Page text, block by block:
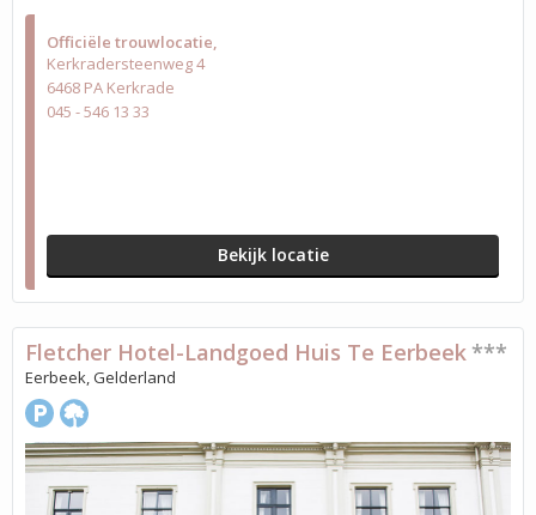
Officiële trouwlocatie
Kerkradersteenweg 4
6468 PA Kerkrade
045 - 546 13 33
Bekijk locatie
Fletcher Hotel-Landgoed Huis Te Eerbeek ***
Eerbeek, Gelderland